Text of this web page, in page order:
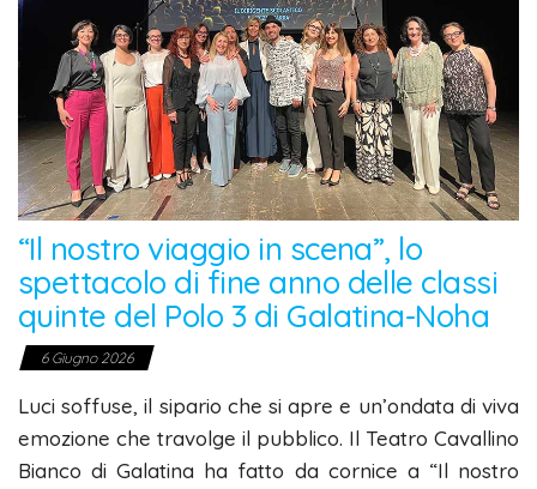
“Il nostro viaggio in scena”, lo
spettacolo di fine anno delle classi
quinte del Polo 3 di Galatina-Noha
6 Giugno 2026
Luci soffuse, il sipario che si apre e un’ondata di viva
emozione che travolge il pubblico. Il Teatro Cavallino
Bianco di Galatina ha fatto da cornice a “Il nostro